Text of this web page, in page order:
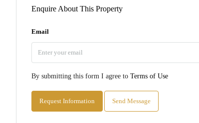
Enquire About This Property
Email
By submitting this form I agree to Terms of Use
Request Information Send Message